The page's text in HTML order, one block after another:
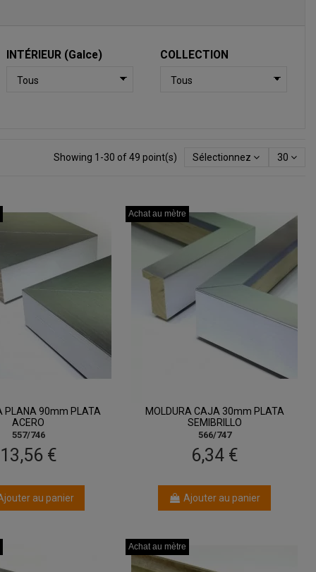
INTÉRIEUR (Galce) COLLECTION
Showing 1-30 of 49 point(s) Sélectionnez 30
PLANA 90mm PLATA
ACERO
557/746
13,56 €
au panier
Achat au mètre
Achat au mètre
Achat au mètre
MOLDURA CAJA 30mm PLATA
SEMIBRILLO
566/747
6,34 €
Ajouter au panier
Achat au mètre
Achat au mètre
Achat au mètre